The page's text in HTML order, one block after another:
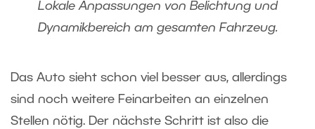
Lokale Anpassungen von Belichtung und
Dynamikbereich am gesamten Fahrzeug.
Das Auto sieht schon viel besser aus, allerdings
sind noch weitere Feinarbeiten an einzelnen
Stellen nötig. Der nächste Schritt ist also die